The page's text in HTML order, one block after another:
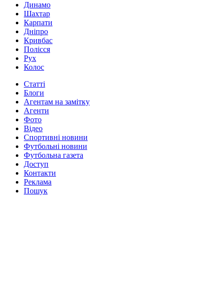
Динамо
Шахтар
Карпати
Дніпро
Кривбас
Полісся
Рух
Колос
Статті
Блоги
Агентам на замітку
Агенти
Фото
Відео
Спортивні новини
Футбольні новини
Футбольна газета
Доступ
Контакти
Реклама
Пошук